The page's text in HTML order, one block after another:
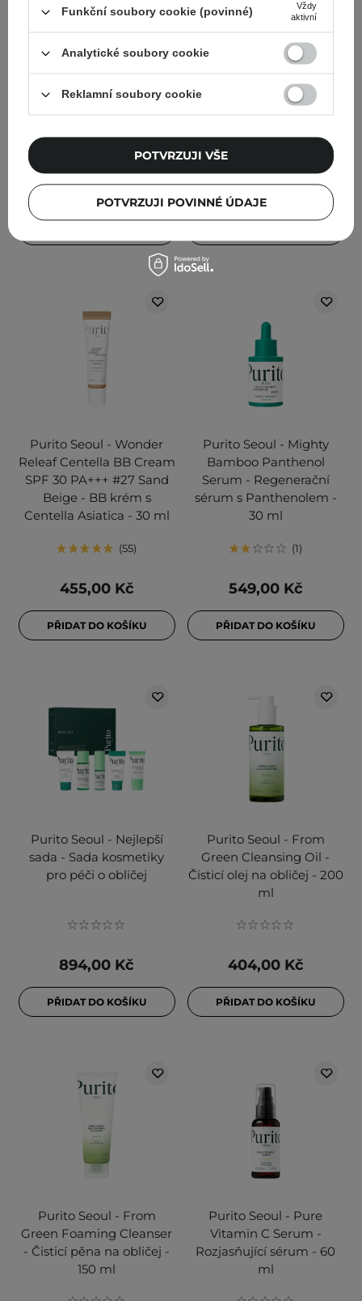
Purito Seoul - Wonder
parfemace s pupečníkem
Purito Seoul - Wonder
Releaf Centella BB Cream
SPF 30 PA+++ #15 Rose
Ivory - BB krém s Centella
495,00 Kč
Purito Seoul - Wonder
Releaf Centella BB Cream
SPF 30 PA+++ #27 Sand
Beige - BB krém s
Centella Asiatica - 30 ml
55
455,00 Kč
PŘIDAT DO KOŠÍKU
Purito Seoul - Mighty
Bamboo Panthenol
Serum - Regenerační
sérum s Panthenolem -
30 ml
1
549,00 Kč
PŘIDAT DO KOŠÍKU
Purito Seoul - Nejlepší
sada - Sada kosmetiky
pro péči o obličej
894,00 Kč
PŘIDAT DO KOŠÍKU
Purito Seoul - From
Green Cleansing Oil -
Čisticí olej na obličej - 200
ml
404,00 Kč
PŘIDAT DO KOŠÍKU
Purito Seoul - From
Green Foaming Cleanser
- Čisticí pěna na obličej -
150 ml
Purito Seoul - Pure
Vitamin C Serum -
Rozjasňující sérum - 60
ml
Funkční soubory cookie (povinné)
Vždy
aktivní
Analytické soubory cookie
Reklamní soubory cookie
POTVRZUJI POVINNÉ ÚDAJE
POTVRZUJI VŠE